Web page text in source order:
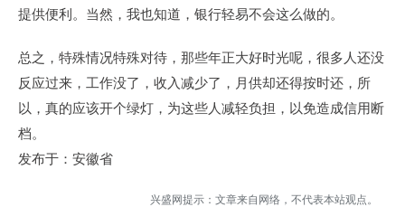
提供便利。当然，我也知道，银行轻易不会这么做的。
总之，特殊情况特殊对待，那些年正大好时光呢，很多人还没
反应过来，工作没了，收入减少了，月供却还得按时还，所
以，真的应该开个绿灯，为这些人减轻负担，以免造成信用断
档。
发布于：安徽省
兴盛网提示：文章来自网络，不代表本站观点。